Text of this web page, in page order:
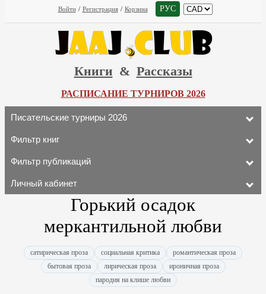
Войти / Регистрация / Корзина РУС
Книги & Рассказы
РАСПИСАНИЕ ТУРНИРОВ 2026
Писательские турниры 2026
Фильтр книг
Фильтр публикаций
Личный кабинет
Горький осадок
меркантильной любви
сатирическая проза социальная критика
романтическая проза
бытовая проза
лирическая проза
ироничная проза
пародия на клише любви